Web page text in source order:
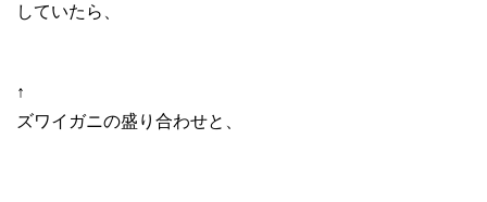
していたら、
↑
ズワイガニの盛り合わせと、